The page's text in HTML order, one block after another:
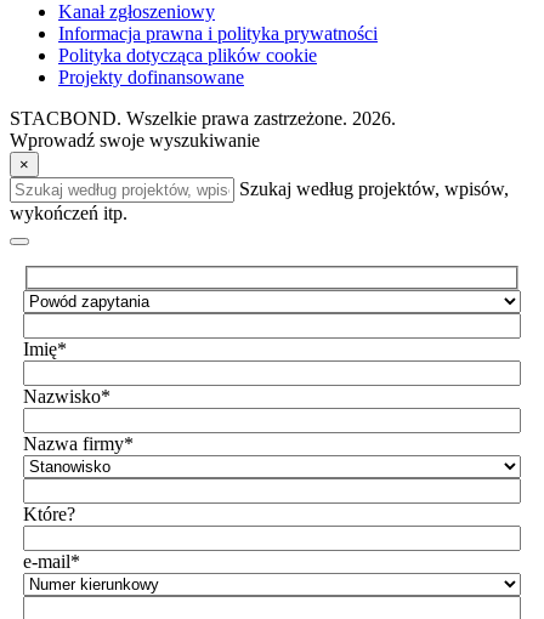
Kanał zgłoszeniowy
Informacja prawna i polityka prywatności
Polityka dotycząca plików cookie
Projekty dofinansowane
STACBOND. Wszelkie prawa zastrzeżone. 2026.
Wprowadź swoje wyszukiwanie
×
Szukaj według projektów, wpisów,
wykończeń itp.
Imię*
Nazwisko*
Nazwa firmy*
Które?
e-mail*